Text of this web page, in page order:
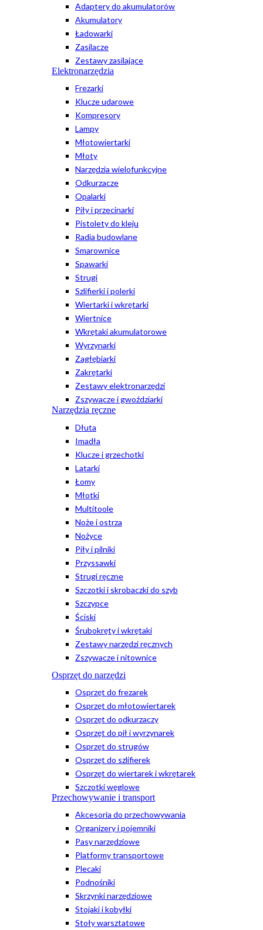
Adaptery do akumulatorów
Akumulatory
Ładowarki
Zasilacze
Zestawy zasilające
Elektronarzędzia
Frezarki
Klucze udarowe
Kompresory
Lampy
Młotowiertarki
Młoty
Narzędzia wielofunkcyjne
Odkurzacze
Opalarki
Piły i przecinarki
Pistolety do kleju
Radia budowlane
Smarownice
Spawarki
Strugi
Szlifierki i polerki
Wiertarki i wkrętarki
Wiertnice
Wkrętaki akumulatorowe
Wyrzynarki
Zagłębiarki
Zakrętarki
Zestawy elektronarzędzi
Zszywacze i gwoździarki
Narzędzia ręczne
Dłuta
Imadła
Klucze i grzechotki
Latarki
Łomy
Młotki
Multitoole
Noże i ostrza
Nożyce
Piły i pilniki
Przyssawki
Strugi ręczne
Szczotki i skrobaczki do szyb
Szczypce
Ściski
Śrubokręty i wkrętaki
Zestawy narzędzi ręcznych
Zszywacze i nitownice
Osprzęt do narzędzi
Osprzęt do frezarek
Osprzęt do młotowiertarek
Osprzęt do odkurzaczy
Osprzęt do pił i wyrzynarek
Osprzęt do strugów
Osprzęt do szlifierek
Osprzęt do wiertarek i wkrętarek
Szczotki węglowe
Przechowywanie i transport
Akcesoria do przechowywania
Organizery i pojemniki
Pasy narzędziowe
Platformy transportowe
Plecaki
Podnośniki
Skrzynki narzędziowe
Stojaki i kobyłki
Stoły warsztatowe